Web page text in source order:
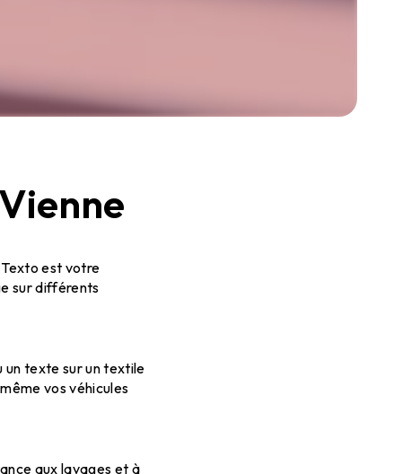
est votre
sur différents
un texte sur un textile
vos véhicules
aux lavages et à